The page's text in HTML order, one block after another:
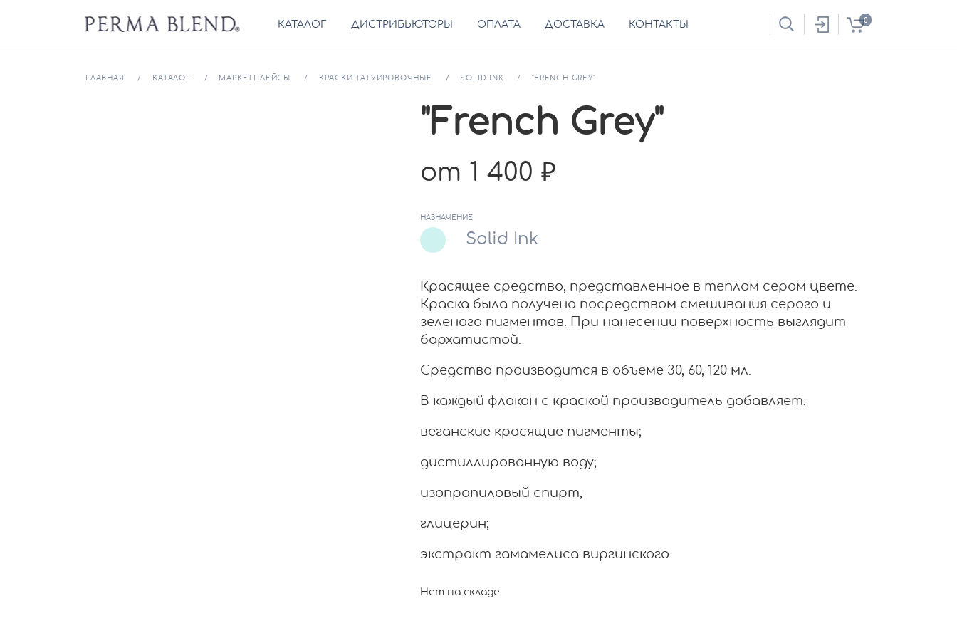
КАТАЛОГ ДИСТРИБЬЮТОРЫ ОПЛАТА ДОСТАВКА КОНТАКТЫ 0
ГЛАВНАЯ КАТАЛОГ МАРКЕТПЛЕЙСЫ КРАСКИ ТАТУИРОВОЧНЫЕ SOLID INK "FRENCH GREY"
"French Grey"
от 1 400
НАЗНАЧЕНИЕ
Solid Ink
Красящее средство, представленное в теплом сером цвете.
Краска была получена посредством смешивания серого и
зеленого пигментов. При нанесении поверхность выглядит
бархатистой.
Средство производится в объеме 30, 60, 120 мл.
В каждый флакон с краской производитель добавляет:
веганские красящие пигменты;
дистиллированную воду;
изопропиловый спирт;
глицерин;
экстракт гамамелиса виргинского.
Нет на складе